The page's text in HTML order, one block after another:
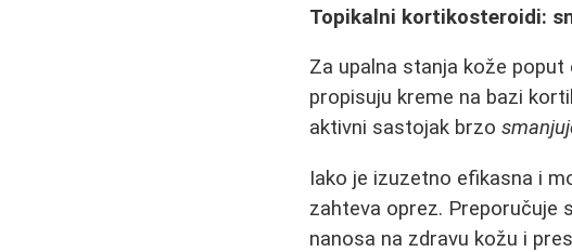
Topikalni kortikosteroidi:
Za upalna stanja kože
propisuju kreme na bazi
aktivni sastojak brzo
Iako je izuzetno efikasna i
zahteva oprez. Preporučuje
nanosa na zdravu kožu i